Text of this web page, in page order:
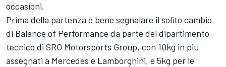
occasioni.
Prima della partenza è bene segnalare il solito cambio
di Balance of Performance da parte del dipartimento
tecnico di SRO Motorsports Group, con 10kg in più
assegnati a Mercedes e Lamborghini, e 5kg per le